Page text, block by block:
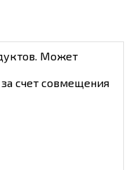
Может
счет совмещения